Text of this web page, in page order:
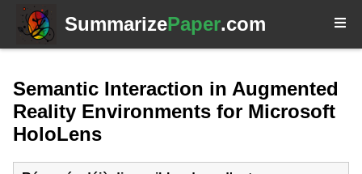
SummarizePaper.com
Semantic Interaction in Augmented
Reality Environments for Microsoft
HoloLens